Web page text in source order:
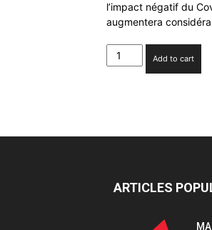
l’impact négatif du
augmentera
JCDecaux
:
1er
Add to cart
ARTICLES